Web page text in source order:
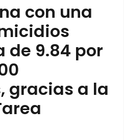
con una
de 9.84 por
gracias a la